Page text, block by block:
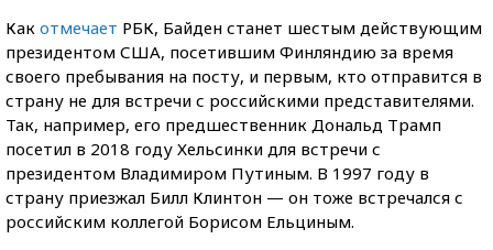
Как отмечает РБК, Байден станет шестым действующим
президентом США, посетившим Финляндию за время
своего пребывания на посту, и первым, кто отправится в
страну не для встречи с российскими представителями.
Так, например, его предшественник Дональд Трамп
посетил в 2018 году Хельсинки для встречи с
президентом Владимиром Путиным. В 1997 году в
страну приезжал Билл Клинтон — он тоже встречался с
российским коллегой Борисом Ельциным.